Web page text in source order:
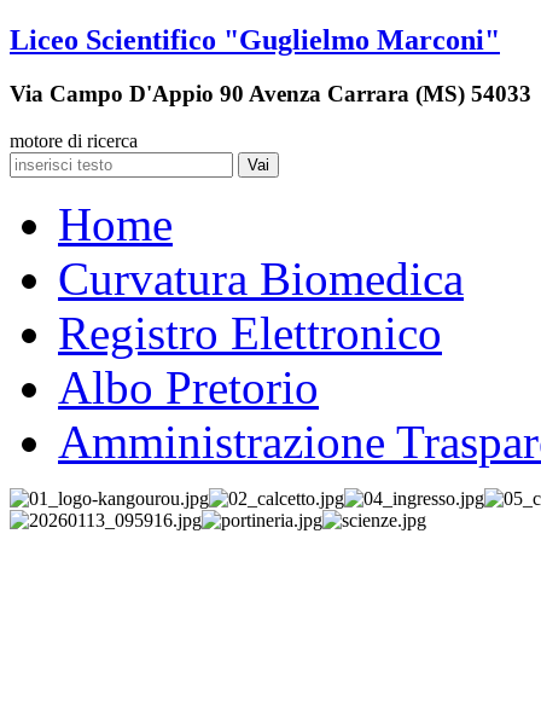
Liceo Scientifico "Guglielmo Marconi"
Via Campo D'Appio 90 Avenza Carrara (MS) 54033
motore di ricerca
Vai
Home
Curvatura Biomedica
Registro Elettronico
Albo Pretorio
Amministrazione